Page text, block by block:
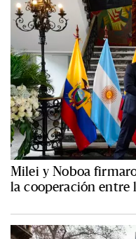
Milei y Noboa
la cooperación entre